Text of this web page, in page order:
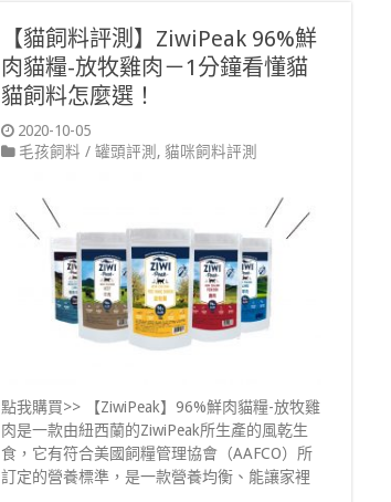
【貓飼料評測】ZiwiPeak 96%鮮
肉貓糧-放牧雞肉－1分鐘看懂貓
貓飼料怎麼選！
2020-10-05
毛孩飼料 / 罐頭評測 , 貓咪飼料評測
點我購買>> 【ZiwiPeak】96%鮮肉貓糧-放牧雞
肉是一款由紐西蘭的ZiwiPeak所生產的風乾生
食，它有符合美國飼糧管理協會（AAFCO）所
訂定的營養標準，是一款營養均衡、能讓家裡